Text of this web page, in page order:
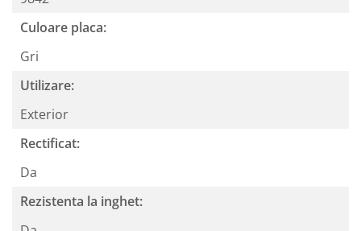
Culoare placa:
Gri
Utilizare:
Exterior
Rectificat:
Da
Rezistenta la inghet: